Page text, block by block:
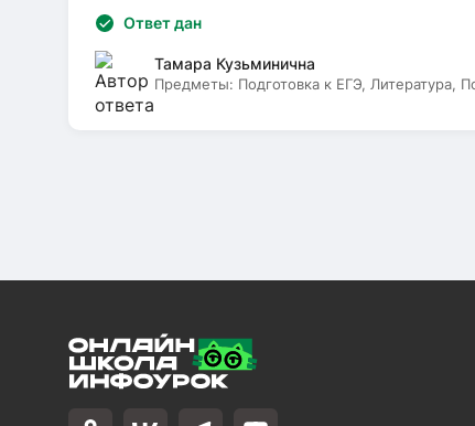
Ответ дан
Тамара Кузьминична
Предметы: Подготовка к ЕГЭ, Литература,